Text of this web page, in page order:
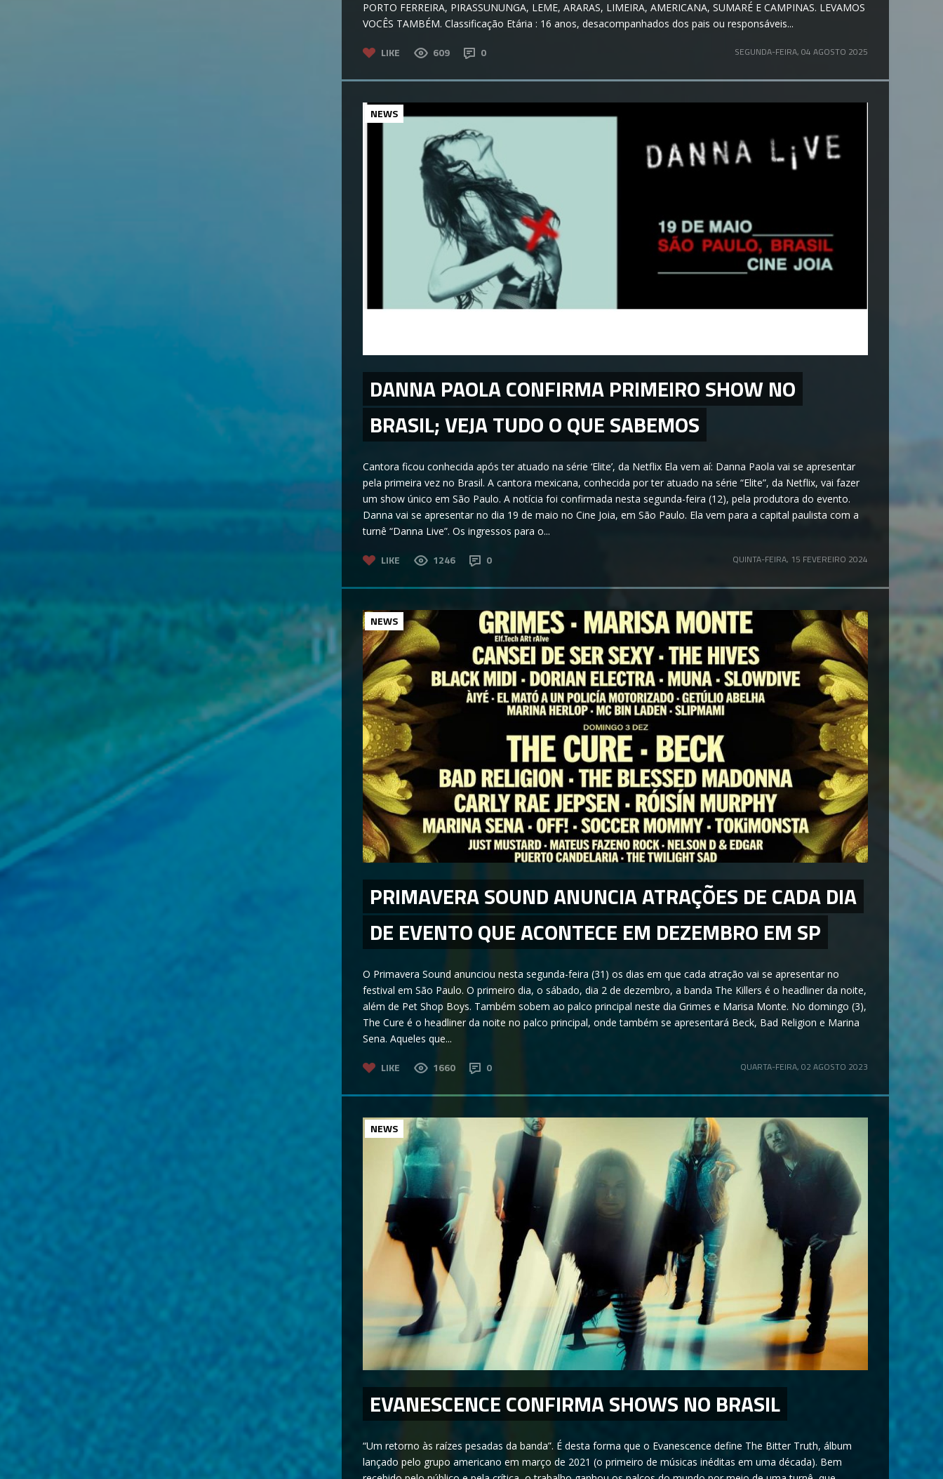
PORTO FERREIRA, PIRASSUNUNGA, LEME, ARARAS, LIMEIRA, AMERICANA, SUMARÉ E CAMPINAS. LEVAMOS
VOCÊS TAMBÉM. Classificação Etária : 16 anos, desacompanhados dos pais ou responsáveis...
LIKE 609 0 SEGUNDA-FEIRA, 04 AGOSTO 2025
NEWS
DANNA PAOLA CONFIRMA PRIMEIRO SHOW NO
BRASIL; VEJA TUDO O QUE SABEMOS
Cantora ficou conhecida após ter atuado na série ‘Elite’, da Netflix Ela vem aí: Danna Paola vai se apresentar
pela primeira vez no Brasil. A cantora mexicana, conhecida por ter atuado na série “Elite”, da Netflix, vai fazer
um show único em São Paulo. A notícia foi confirmada nesta segunda-feira (12), pela produtora do evento.
Danna vai se apresentar no dia 19 de maio no Cine Joia, em São Paulo. Ela vem para a capital paulista com a
turnê “Danna Live”. Os ingressos para o...
LIKE 1246 0 QUINTA-FEIRA, 15 FEVEREIRO 2024
NEWS
PRIMAVERA SOUND ANUNCIA ATRAÇÕES DE CADA DIA
DE EVENTO QUE ACONTECE EM DEZEMBRO EM SP
O Primavera Sound anunciou nesta segunda-feira (31) os dias em que cada atração vai se apresentar no
festival em São Paulo. O primeiro dia, o sábado, dia 2 de dezembro, a banda The Killers é o headliner da noite,
além de Pet Shop Boys. Também sobem ao palco principal neste dia Grimes e Marisa Monte. No domingo (3),
The Cure é o headliner da noite no palco principal, onde também se apresentará Beck, Bad Religion e Marina
Sena. Aqueles que...
LIKE 1660 0 QUARTA-FEIRA, 02 AGOSTO 2023
NEWS
EVANESCENCE CONFIRMA SHOWS NO BRASIL
“Um retorno às raízes pesadas da banda”. É desta forma que o Evanescence define The Bitter Truth, álbum
lançado pelo grupo americano em março de 2021 (o primeiro de músicas inéditas em uma década). Bem